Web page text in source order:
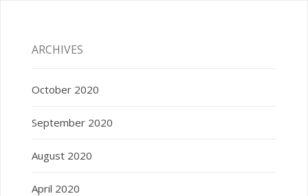
ARCHIVES
October 2020
September 2020
August 2020
April 2020